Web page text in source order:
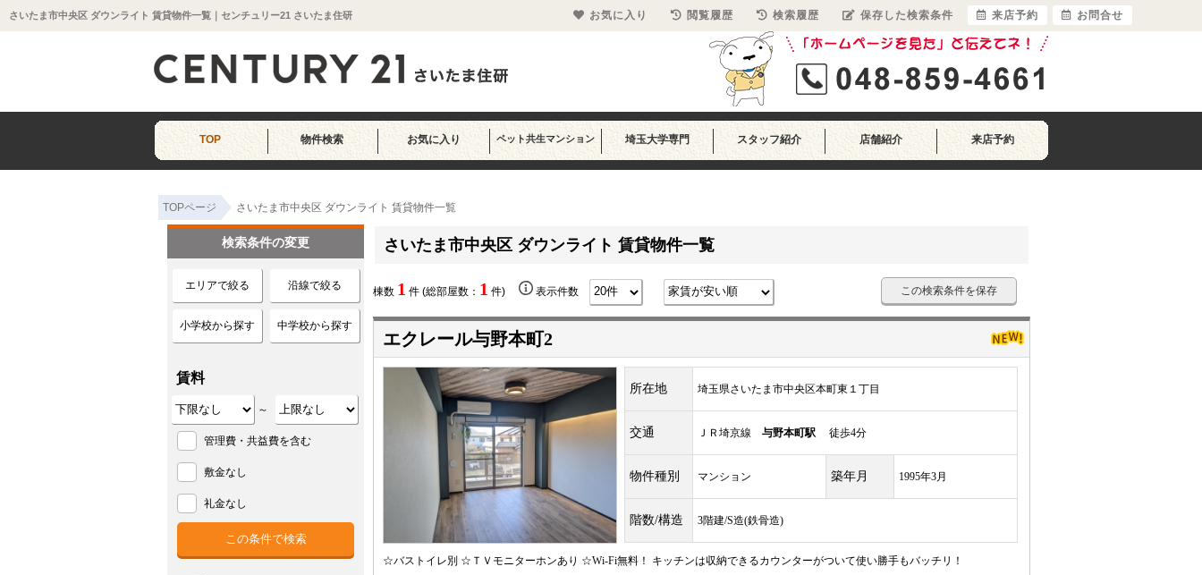
さいたま市中央区 ダウンライト 賃貸物件一覧｜センチュリー21 さいたま住研
TOP 物件検索 お気に入り ペット共生マンション 埼玉大学専門 スタッフ紹介 店舗紹介 来店予約
TOPページ さいたま市中央区 ダウンライト 賃貸物件一覧
さいたま市中央区 ダウンライト 賃貸物件一覧
棟数 1 件 (総部屋数： 1 件) 表示件数 この検索条件を保存
エクレール与野本町2
所在地 埼玉県さいたま市中央区本町東１丁目
交通 ＪＲ埼京線 与野本町駅 徒歩4分
物件種別 マンション 築年月 1995年3月
階数/構造 3階建/S造(鉄骨造)
☆バストイレ別 ☆ＴＶモニターホンあり ☆Wi-Fi無料！ キッチンは収納できるカウンターがついて使い勝手もバッチリ！
検索条件の変更
エリアで絞る 沿線で絞る
小学校から探す 中学校から探す
賃料
～
管理費・共益費を含む
敷金なし
礼金なし
お気に入り 閲覧履歴 検索履歴 保存した検索条件 来店予約 お問合せ